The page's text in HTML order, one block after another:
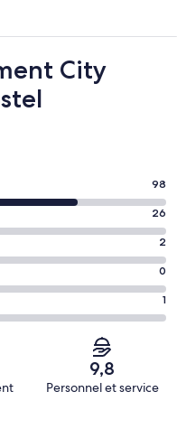
City
98
26
2
0
1
9,8
Personnel et service